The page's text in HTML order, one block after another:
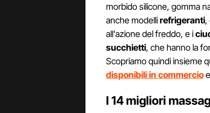
morbido silicone, gomma
anche modellirefrigeranti,
all'azione del freddo, e i
succhietti, che hanno la
Scopriamo quindi insieme
disponibili in commercio
I 14 migliori